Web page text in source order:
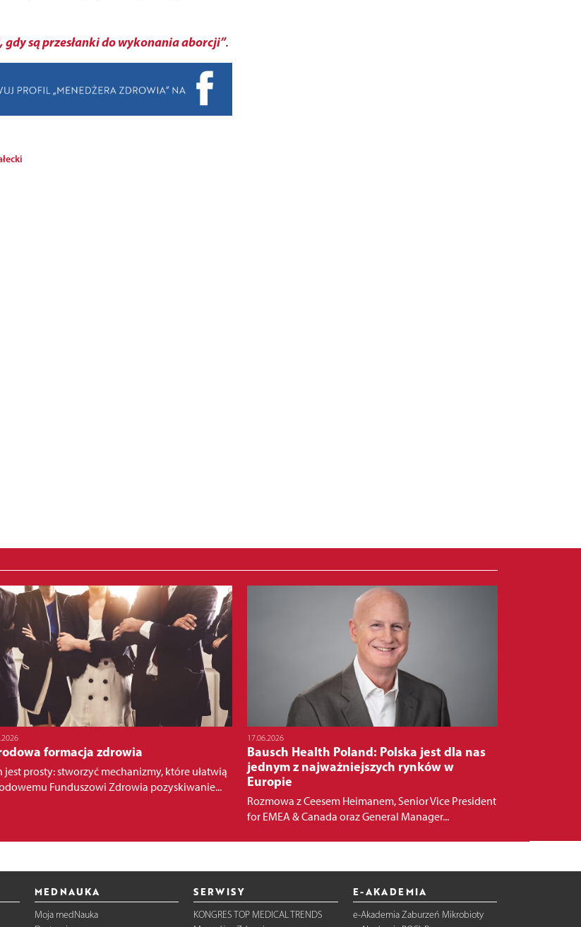
gdy są przesłanki do wykonania aborcji”.
formacja zdrowia
jest prosty: stworzyć mechanizmy, które ułatwią
Funduszowi Zdrowia pozyskiwanie...
17.06.2026
Bausch Health Poland: Polska jest dla nas
jednym z najważniejszych rynków w
Europie
Rozmowa z Ceesem Heimanem, Senior Vice President
for EMEA & Canada oraz General Manager...
MEDNAUKA
Moja medNauka
SERWISY
KONGRES TOP MEDICAL TRENDS
E-AKADEMIA
e-Akademia Zaburzeń Mikrobioty